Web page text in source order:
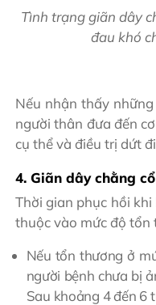
Tình trạng giãn dây
đau khó
Nếu nhận thấy
người thân đưa đến
cụ thể và điều trị dứt
4. Giãn dây chằng
Thời gian phục hồi
thuộc vào mức độ tổn
Nếu tổn thương ở
người bệnh chưa bị
Sau khoảng 4 đến 6